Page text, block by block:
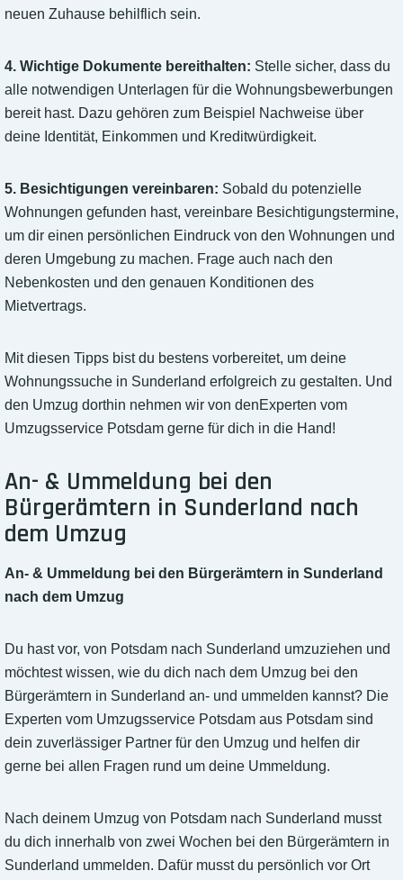
neuen Zuhause behilflich sein.
4. Wichtige Dokumente bereithalten: Stelle sicher, dass du
alle notwendigen Unterlagen für die Wohnungsbewerbungen
bereit hast. Dazu gehören zum Beispiel Nachweise über
deine Identität, Einkommen und Kreditwürdigkeit.
5. Besichtigungen vereinbaren: Sobald du potenzielle
Wohnungen gefunden hast, vereinbare Besichtigungstermine,
um dir einen persönlichen Eindruck von den Wohnungen und
deren Umgebung zu machen. Frage auch nach den
Nebenkosten und den genauen Konditionen des
Mietvertrags.
Mit diesen Tipps bist du bestens vorbereitet, um deine
Wohnungssuche in Sunderland erfolgreich zu gestalten. Und
den Umzug dorthin nehmen wir von denExperten vom
Umzugsservice Potsdam gerne für dich in die Hand!
An- & Ummeldung bei den
Bürgerämtern in Sunderland nach
dem Umzug
An- & Ummeldung bei den Bürgerämtern in Sunderland
nach dem Umzug
Du hast vor, von Potsdam nach Sunderland umzuziehen und
möchtest wissen, wie du dich nach dem Umzug bei den
Bürgerämtern in Sunderland an- und ummelden kannst? Die
Experten vom Umzugsservice Potsdam aus Potsdam sind
dein zuverlässiger Partner für den Umzug und helfen dir
gerne bei allen Fragen rund um deine Ummeldung.
Nach deinem Umzug von Potsdam nach Sunderland musst
du dich innerhalb von zwei Wochen bei den Bürgerämtern in
Sunderland ummelden. Dafür musst du persönlich vor Ort